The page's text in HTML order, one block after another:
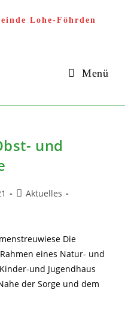
Lohe-Föhrden
Menü
und
Beitrags-
Aktuelles
Die
eines Natur- und
und Jugendhaus
der Sorge und dem